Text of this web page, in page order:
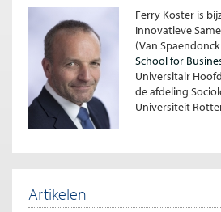
Ferry Koster is
Innovatieve
(Van
School for
Universitair
de afdeling
Universiteit
Artikelen